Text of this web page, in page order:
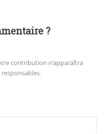
?
contribution n’apparaîtra